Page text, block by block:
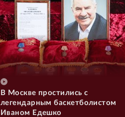
В Москве простились с
легендарным баскетболистом
Иваном Едешко